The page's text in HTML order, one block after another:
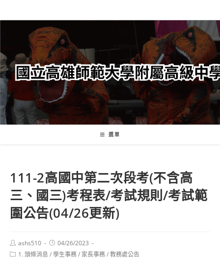
轉
要
內
容
選單
111-2高國中第二次段考(不含高
三、國三)考程表/考試規則/考試範
圍公告(04/26更新)
Post
author:
ashs510
Post
published:
04/26/2023
Post1. 頭條消息 /學生事務/ 家長事務/教務處公告